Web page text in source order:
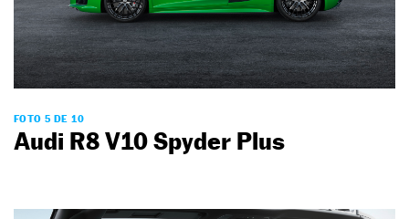
FOTO 5 DE 10
Audi R8 V10 Spyder Plus